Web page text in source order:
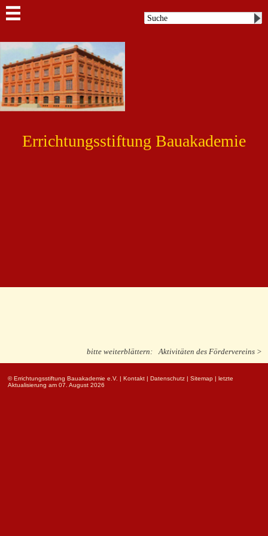
Errichtungsstiftung Bauakademie
Aktivitäten des Fördervereins >
bitte weiterblättern:
© Errichtungsstiftung Bauakademie e.V. | Kontakt | Datenschutz | Sitemap | letzte
Aktualisierung am 07. August 2026